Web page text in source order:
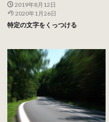
2019年8月12日
2020年1月26日
特定の文字をくっつける